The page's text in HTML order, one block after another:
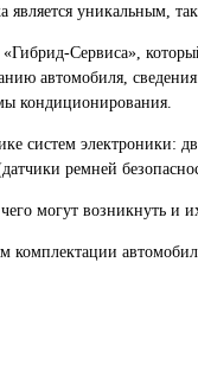
является уникальным,
Сервиса»,
автомобиля,
кондиционирования.
систем электроники:
ремней
могут возникнуть